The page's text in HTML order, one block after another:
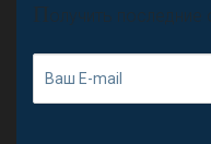
П олучить